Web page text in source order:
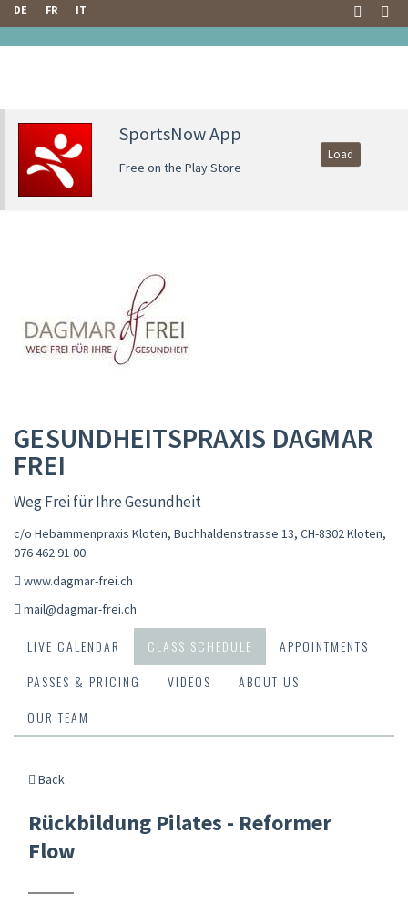
DE FR IT
SportsNow App
Free on the Play Store
Load
GESUNDHEITSPRAXIS DAGMAR
FREI
Weg Frei für Ihre Gesundheit
c/o Hebammenpraxis Kloten, Buchhaldenstrasse 13, CH-8302 Kloten,
076 462 91 00
www.dagmar-frei.ch
mail@dagmar-frei.ch
LIVE CALENDAR CLASS SCHEDULE
APPOINTMENTS
PASSES & PRICING
VIDEOS
ABOUT US
OUR TEAM
Back
Rückbildung Pilates - Reformer
Flow